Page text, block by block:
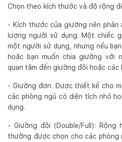
Chọn theo kích thước và độ rộng
- Kích thước của giường nên phản
lượng người sử dụng. Một chiếc
một người sử dụng, nhưng nếu
hoặc bạn muốn chia giường với
quan tâm đến giường đôi hoặc các
- Giường đơn: Được thiết kế cho
các phòng ngủ có diện tích nhỏ
dụng.
- Giường đôi (Double/Full):
thường được chọn cho các phòng